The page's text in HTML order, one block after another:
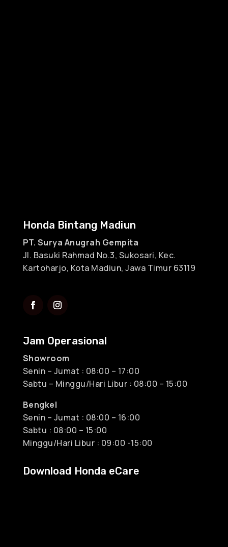
Honda Bintang Madiun
PT. Surya Anugrah Gempita
Jl. Basuki Rahmad No.3, Sukosari, Kec.
Kartoharjo, Kota Madiun, Jawa Timur 63119
Jam Operasional
Showroom
Senin – Jumat : 08:00 – 17:00
Sabtu – Minggu/Hari Libur : 08:00 – 15:00
Bengkel
Senin – Jumat : 08:00 – 16:00
Sabtu : 08:00 – 15:00
Minggu/Hari Libur : 09:00 -15:00
Download Honda eCare